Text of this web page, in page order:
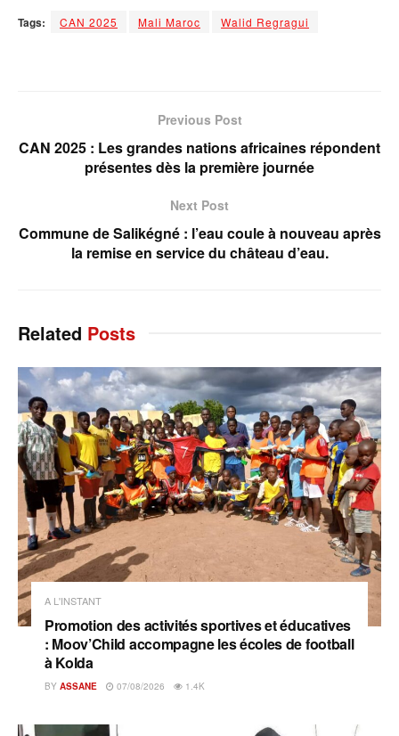
Tags: CAN 2025 Mali Maroc Walid Regragui
Previous Post
CAN 2025 : Les grandes nations africaines répondent
présentes dès la première journée
Next Post
Commune de Salikégné : l’eau coule à nouveau après
la remise en service du château d’eau.
Related Posts
A L'INSTANT
Promotion des activités sportives et éducatives
: Moov’Child accompagne les écoles de football
à Kolda
BY ASSANE 07/08/2026 1.4K